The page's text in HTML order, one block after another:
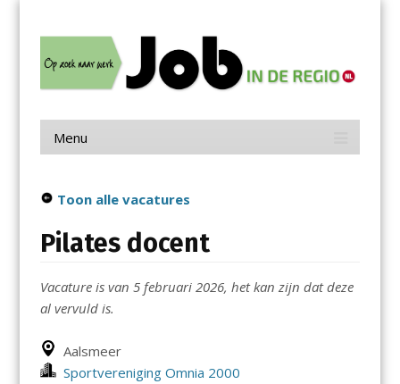
contentJob in de Regio
Menu
Toon alle vacatures
Pilates docent
Vacature is van 5 februari 2026, het kan zijn dat deze
al vervuld is.
Aalsmeer
Sportvereniging Omnia 2000